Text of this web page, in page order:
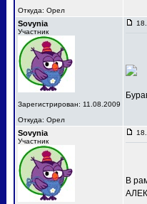
Откуда: Орел
Sovynia
Участник
Зарегистрирован: 11.08.2009
Откуда: Орел
Sovynia
Участник
В